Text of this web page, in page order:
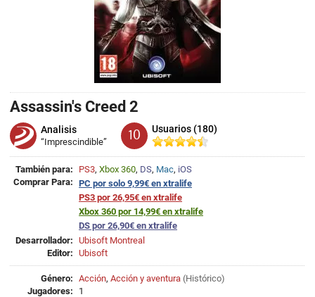
Assassin's Creed 2
Analisis
“Imprescindible” 10 Usuarios (180)
También para: PS3, Xbox 360, DS, Mac, iOS
Comprar Para: PC por solo 9,99€ en xtralife
PS3 por 26,95€ en xtralife
Xbox 360 por 14,99€ en xtralife
DS por 26,90€ en xtralife
Desarrollador: Ubisoft Montreal
Editor: Ubisoft
Género: Acción, Acción y aventura (Histórico)
Jugadores:
1